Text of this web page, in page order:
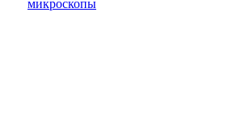
микроскопы